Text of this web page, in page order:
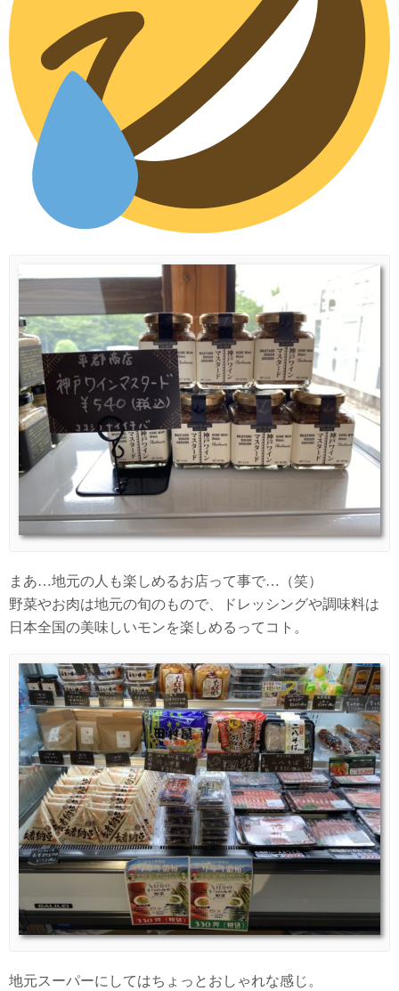
まあ…地元の人も楽しめるお店って事で…（笑）
野菜やお肉は地元の旬のもので、ドレッシングや調味料は
日本全国の美味しいモンを楽しめるってコト。
地元スーパーにしてはちょっとおしゃれな感じ。